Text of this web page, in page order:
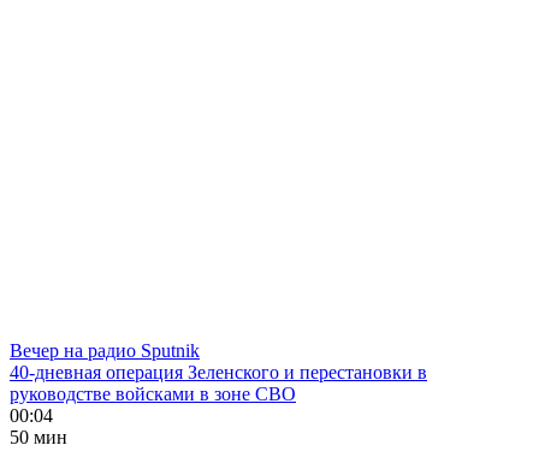
Вечер на радио Sputnik
40-дневная операция Зеленского и перестановки в
руководстве войсками в зоне СВО
00:04
50 мин